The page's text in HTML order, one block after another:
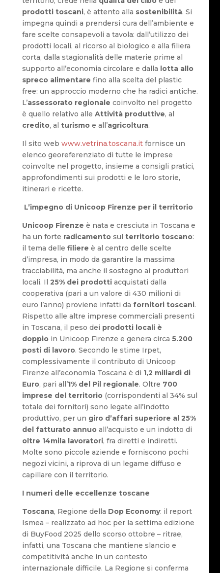
prodotti toscani, è attento alla sostenibilità. Si
impegna quindi a prendersi cura dell’ambiente e
fare scelte consapevoli a tavola: dall’utilizzo dei
prodotti locali, al ricorso al biologico e alla filiera
corta, dalla stagionalità delle materie prime al
supporto all’economia circolare e dalla lotta allo
spreco alimentare fino alla scelta del plastic
free: un approccio moderno che ha radici antiche.
L’assessorato regionale coinvolto nel progetto
è quello relativo alle Attività produttive, al
credito, al turismoe all’agricoltura.
Il sito web www.vetrina.toscana.itfornisce un
elenco georeferenziato di tutte le imprese
coinvolte nel progetto, insieme a consigli pratici,
approfondimenti sui prodotti e le loro storie,
itinerari e ricette.
L’impegno di Unicoop Firenze per il territorio
Unicoop Firenze è nata e cresciuta in Toscana e
ha un forte radicamentosul territorio toscano:
il tema delle filiere è al centro delle scelte
d’impresa, in modo da garantire la massima
tracciabilità, ma anche il sostegno ai produttori
locali. Il 25% dei prodotti acquistati dalla
cooperativa (pari a un valore di 430 milioni di
euro l’anno) proviene infatti da fornitori toscani.
Rispetto alle altre imprese commerciali presenti
in Toscana, il peso dei prodotti locali è
doppioin Unicoop Firenze e genera circa 5.200
posti di lavoro. Secondo le stime Irpet,
complessivamente il contributo di Unicoop
Firenze all’economia Toscana è di 1,2 miliardi di
Euro, pari all’1% del Pil regionale. Oltre 700
imprese del territorio(corrispondenti al 34% sul
totale dei fornitori) sono legate all’indotto
produttivo, per un giro d’affari superiore al 25%
del fatturato annuoall’acquisto e un indotto di
oltre 14mila lavoratori, fra diretti e indiretti.
Molte sono piccole aziende e forniscono pochi
negozi vicini, a riprova di un legame diffuso e
capillare con il territorio.
I numeri delle eccellenze toscane
Toscana, Regione della Dop Economy: il report
Ismea – realizzato ad hoc per la settima edizione
di BuyFood 2025 dello scorso ottobre – ritrae,
infatti, una Toscana che mantiene slancio e
competitività anche in un contesto
internazionale difficile. La Regione si conferma